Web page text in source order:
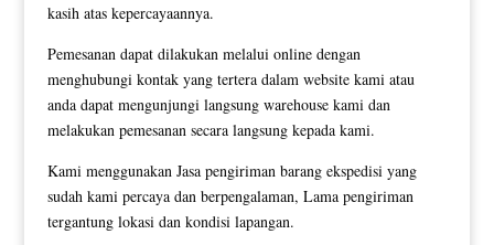
kasih atas kepercayaannya.
Pemesanan dapat dilakukan melalui online dengan
menghubungi kontak yang tertera dalam website kami atau
anda dapat mengunjungi langsung warehouse kami dan
melakukan pemesanan secara langsung kepada kami.
Kami menggunakan Jasa pengiriman barang ekspedisi yang
sudah kami percaya dan berpengalaman, Lama pengiriman
tergantung lokasi dan kondisi lapangan.